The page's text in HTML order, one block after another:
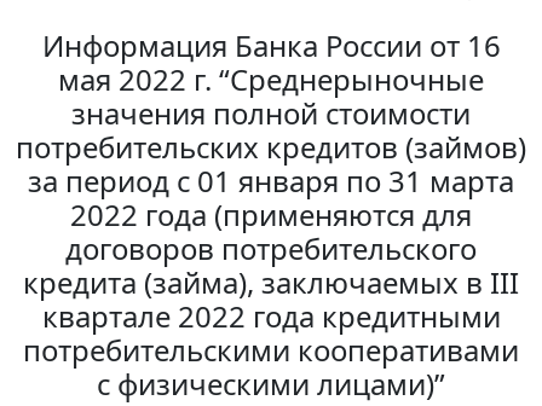
Информация Банка России от 16
мая 2022 г. “Среднерыночные
значения полной стоимости
потребительских кредитов (займов)
за период с 01 января по 31 марта
2022 года (применяются для
договоров потребительского
кредита (займа), заключаемых в III
квартале 2022 года кредитными
потребительскими кооперативами
с физическими лицами)”